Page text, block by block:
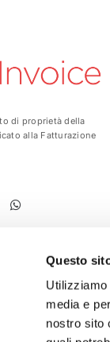
Questo
media e
nostro sito
di proprietà della
alla Fatturazione
⟶